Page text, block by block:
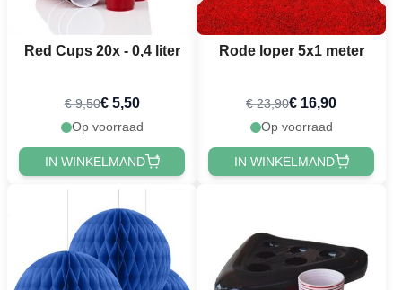
Red Cups 20x - 0,4 liter
€ 9,50€ 5,50
Op voorraad
IN WINKELMAND
Rode loper 5x1 meter
€ 23,90€ 16,90
Op voorraad
IN WINKELMAND